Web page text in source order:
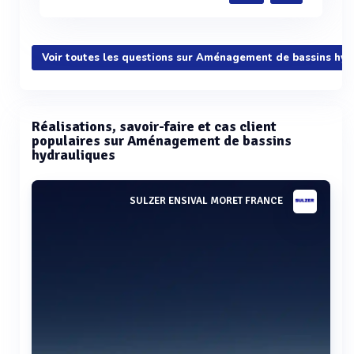
Voir toutes les questions sur Aménagement de bassins
Réalisations, savoir-faire et cas client
populaires sur Aménagement de bassins
hydrauliques
SULZER ENSIVAL MORET FRANCE